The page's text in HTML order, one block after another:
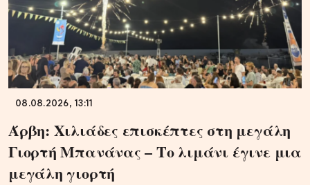
08.08.2026, 13:11
Άρβη: Χιλιάδες επισκέπτες στη μεγάλη
Γιορτή Μπανάνας – Το λιμάνι έγινε μια
μεγάλη γιορτή